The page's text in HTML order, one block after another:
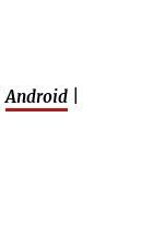
Android